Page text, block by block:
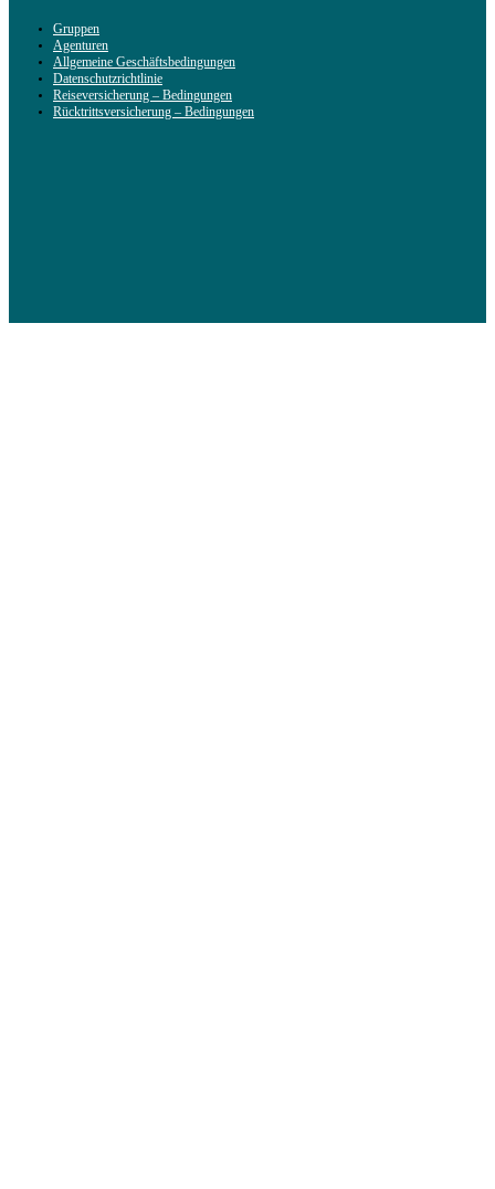
Gruppen
Agenturen
Allgemeine Geschäftsbedingungen
Datenschutzrichtlinie
Reiseversicherung – Bedingungen
Rücktrittsversicherung – Bedingungen